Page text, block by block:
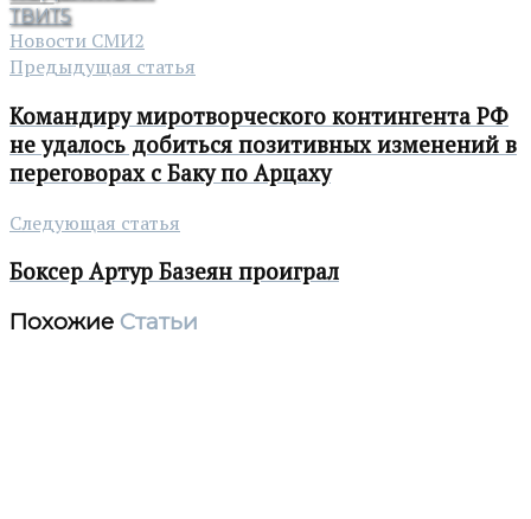
ТВИТ5
Новости СМИ2
Предыдущая статья
Командиру миротворческого контингента РФ
не удалось добиться позитивных изменений в
переговорах с Баку по Арцаху
Следующая статья
Боксер Артур Базеян проиграл
Похожие Статьи